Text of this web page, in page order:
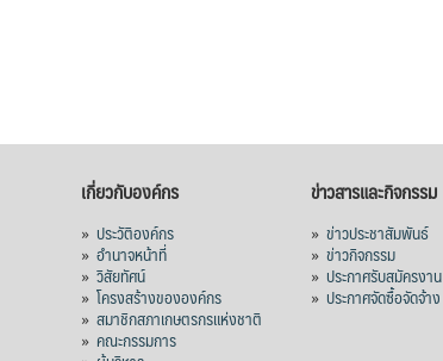
เกี่ยวกับองค์กร
»ประวัติองค์กร
»อำนาจหน้าที่
»วิสัยทัศน์
»โครงสร้างขององค์กร
»สมาชิกสภาเกษตรกรแห่งชาติ
»คณะกรรมการ
ข่าวสารและกิจกรรม
»ข่าวประชาสัมพันธ์
»ข่าวกิจกรรม
»ประกาศรับสมัครงาน
»ประกาศจัดซื้อจัดจ้าง